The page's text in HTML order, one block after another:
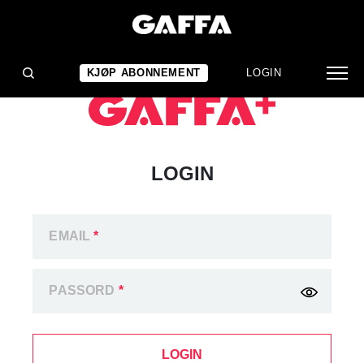
KJØP ABONNEMENT LOGIN
LOGIN
EMAIL*
PASSORD *
LOGIN